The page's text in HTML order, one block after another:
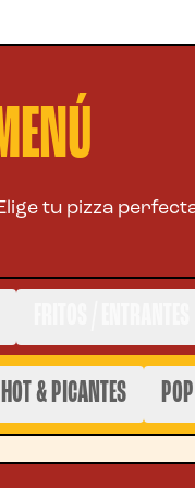
tu pizza
& PICANTES POP